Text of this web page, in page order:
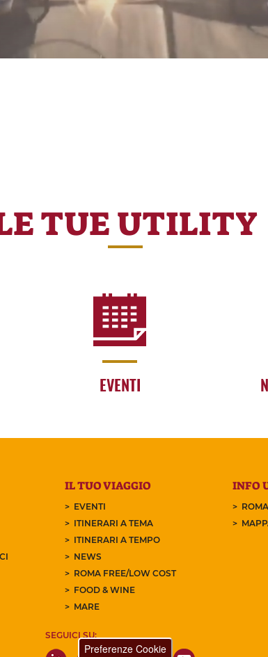
TUE UTILITY
EVENTI
IL TUO VIAGGIO
EVENTI
ITINERARI A TEMA
ITINERARI A TEMPO
NEWS
ROMA FREE/LOW COST
FOOD & WINE
MARE
INFO
SEGUICI SU:
Preferenze Cookie